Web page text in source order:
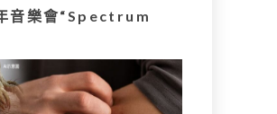
音樂會“Spectrum